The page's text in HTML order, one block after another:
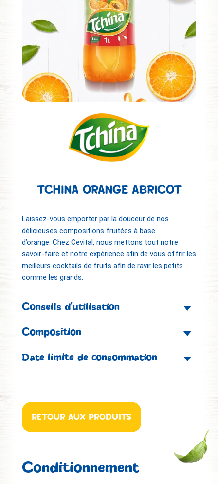
TCHINA ORANGE ABRICOT
Laissez-vous emporter par la douceur de nos
délicieuses compositions fruitées à base
d’orange. Chez Cevital, nous mettons tout notre
savoir-faire et notre expérience afin de vous offrir les
meilleurs cocktails de fruits afin de ravir les petits
comme les grands.
Conseils d’utilisation
Composition
Date limite de consommation
RETOUR AUX PRODUITS
Conditionnement